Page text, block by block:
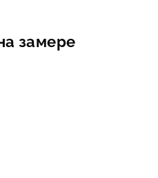
замере